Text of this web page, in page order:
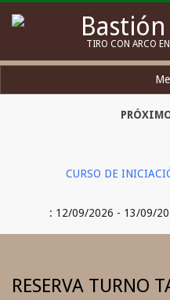
Bastión
de
Alanos
TIRO CON ARCO
Navigation
CURSO DE
: 12/09/2026 - 13/09/
RESERVA TURNO